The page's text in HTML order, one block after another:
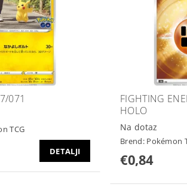
071
TCG
DETALJI
FIGHTING
HOLO
Na dotaz
Brend: Pokémon
€0,84